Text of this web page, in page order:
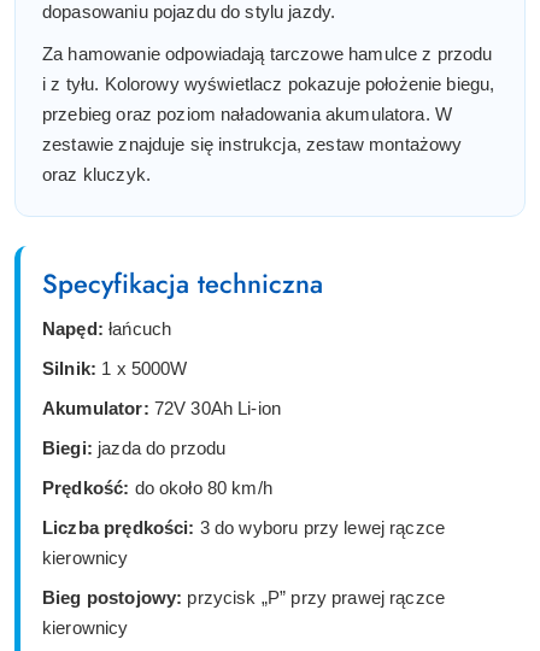
dopasowaniu pojazdu do stylu jazdy.
Za hamowanie odpowiadają tarczowe hamulce z przodu
i z tyłu. Kolorowy wyświetlacz pokazuje położenie biegu,
przebieg oraz poziom naładowania akumulatora. W
zestawie znajduje się instrukcja, zestaw montażowy
oraz kluczyk.
Specyfikacja techniczna
Napęd: łańcuch
Silnik: 1 x 5000W
Akumulator: 72V 30Ah Li-ion
Biegi: jazda do przodu
Prędkość: do około 80 km/h
Liczba prędkości: 3 do wyboru przy lewej rączce
kierownicy
Bieg postojowy: przycisk „P” przy prawej rączce
kierownicy